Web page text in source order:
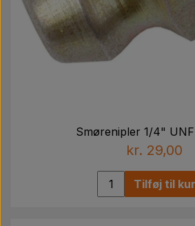
Smørenipler 1/4"
kr. 29,00
Tilføj til